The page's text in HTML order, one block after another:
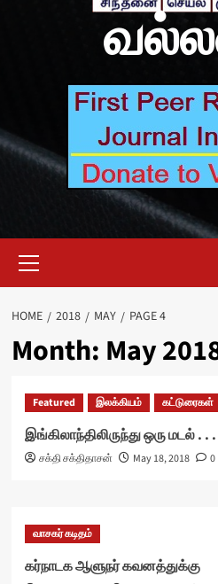
Menu
HOME 2018 MAY PAGE 4
Month: May
Featured இலக்கியம் கட்டுரைகள்
இங்கிலாந்திலிருந்து ஒரு மடல் . .
சக்தி சக்திதாசன் May 18, 2018 0
வாசகர் கடிதம்
கர்நாடக ஆளுநர் கவனத்துக்கு